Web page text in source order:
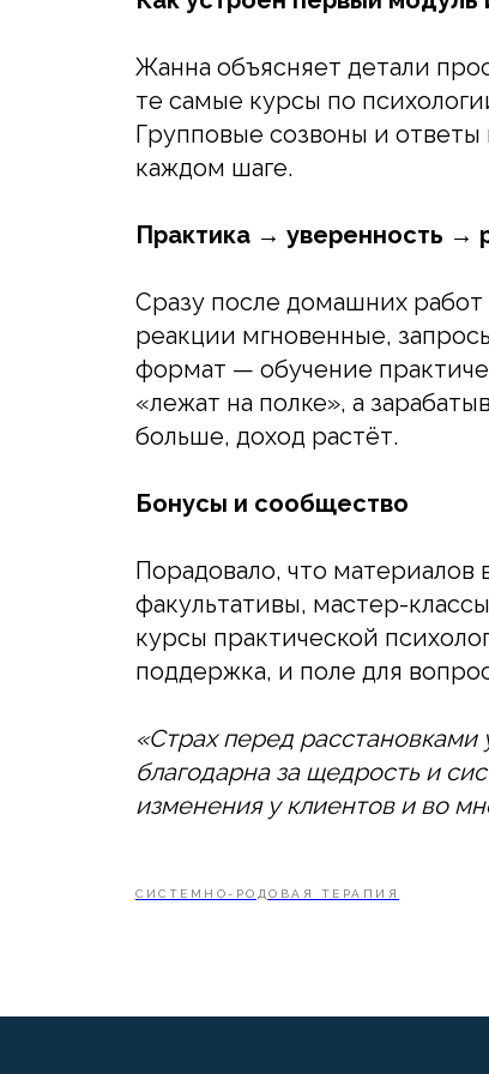
Жанна объясняет детали
те самые курсы по
Групповые созвоны и
каждом шаге.
Практика → уверенность →
Сразу после домашних
реакции мгновенные,
формат — обучение
«лежат на полке», а
больше, доход растёт.
Бонусы и сообщество
Порадовало, что материалов
факультативы, мастер-
курсы практической
поддержка, и поле для
«Страх перед расстановками
благодарна за щедрость и
изменения у клиентов и во
СИСТЕМНО-РОДОВАЯ ТЕРАПИЯ